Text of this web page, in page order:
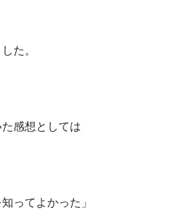
た。
感想としては
ってよかった」